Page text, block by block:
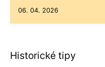
06. 04. 2026
Historické tipy